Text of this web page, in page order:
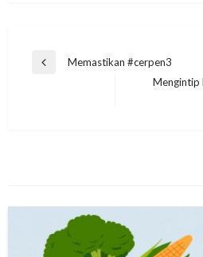
Post
Previous
Memastikan #cerpen3
Mengintip